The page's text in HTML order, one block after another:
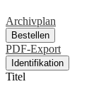
Archivplan
Bestellen
PDF-Export
Identifikation
Titel